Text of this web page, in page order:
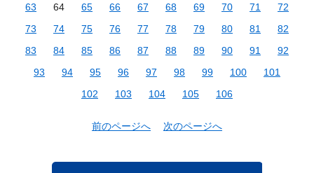
63
64 65 66 67 68 69 70 71
72
73
74 75 76 77 78 79 80 81
82
83
84 85 86 87 88 89 90 91
92
93
94 95 96 97 98 99 100
101
102
103 104 105 106
前のページへ 次のページへ